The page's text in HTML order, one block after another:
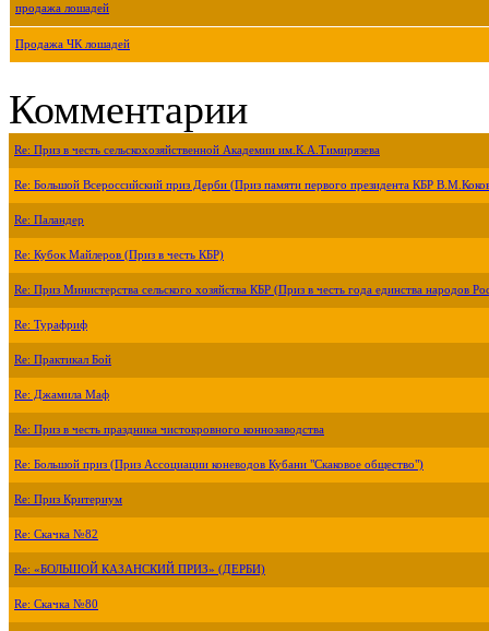
продажа лошадей
Продажа ЧК лошадей
Комментарии
Re: Приз в честь сельскохозяйственной Академии им.К.А.Тимирязева
Re: Большой Всероссийский приз Дерби (Приз памяти первого президента КБР
Re: Паландер
Re: Кубок Майлеров (Приз в честь КБР)
Re: Приз Министерства сельского хозяйства КБР (Приз в честь года единства народов
Re: Турафриф
Re: Практикал Бой
Re: Джамила Маф
Re: Приз в честь праздника чистокровного коннозаводства
Re: Большой приз (Приз Ассоциации коневодов Кубани "Скаковое общество")
Re: Приз Критериум
Re: Скачка №82
Re: «БОЛЬШОЙ КАЗАНСКИЙ ПРИЗ» (ДЕРБИ)
Re: Скачка №80